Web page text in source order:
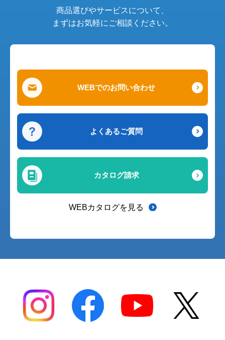
商品選びやサービスについて、
まずはお気軽にご相談ください。
WEBでのお問い合わせ
よくあるご質問
カタログ請求
WEBカタログを見る